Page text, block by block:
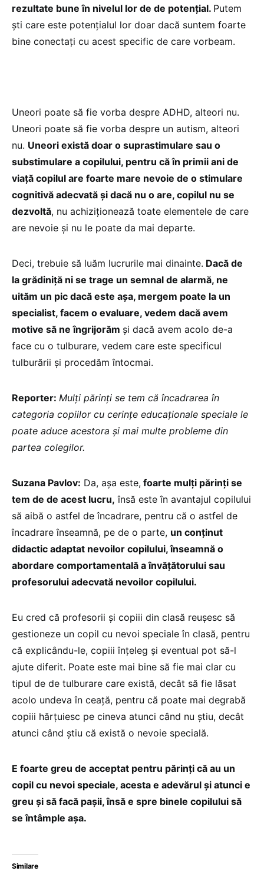
rezultate bune în nivelul lor de de potențial. Putem
ști care este potențialul lor doar dacă suntem foarte
bine conectați cu acest specific de care vorbeam.
Uneori poate să fie vorba despre ADHD, alteori nu.
Uneori poate să fie vorba despre un autism, alteori
nu. Uneori există doar o suprastimulare sau o
substimulare a copilului, pentru că în primii ani de
viață copilul are foarte mare nevoie de o stimulare
cognitivă adecvată și dacă nu o are, copilul nu se
dezvoltă, nu achiziționează toate elementele de care
are nevoie și nu le poate da mai departe.
Deci, trebuie să luăm lucrurile mai dinainte. Dacă de
la grădiniță ni se trage un semnal de alarmă, ne
uităm un pic dacă este așa, mergem poate la un
specialist, facem o evaluare, vedem dacă avem
motive să ne îngrijorăm și dacă avem acolo de-a
face cu o tulburare, vedem care este specificul
tulburării și procedăm întocmai.
Reporter: Mulți părinți se tem că încadrarea în
categoria copiilor cu cerințe educaționale speciale le
poate aduce acestora și mai multe probleme din
partea colegilor.
Suzana Pavlov: Da, așa este, foarte mulți părinți se
tem de de acest lucru, însă este în avantajul copilului
să aibă o astfel de încadrare, pentru că o astfel de
încadrare înseamnă, pe de o parte, un conținut
didactic adaptat nevoilor copilului, înseamnă o
abordare comportamentală a învățătorului sau
profesorului adecvată nevoilor copilului.
Eu cred că profesorii și copiii din clasă reușesc să
gestioneze un copil cu nevoi speciale în clasă, pentru
că explicându-le, copiii înțeleg și eventual pot să-l
ajute diferit. Poate este mai bine să fie mai clar cu
tipul de de tulburare care există, decât să fie lăsat
acolo undeva în ceață, pentru că poate mai degrabă
copiii hărțuiesc pe cineva atunci când nu știu, decât
atunci când știu că există o nevoie specială.
E foarte greu de acceptat pentru părinți că au un
copil cu nevoi speciale, acesta e adevărul și atunci e
greu și să facă pașii, însă e spre binele copilului să
se întâmple așa.
Similare